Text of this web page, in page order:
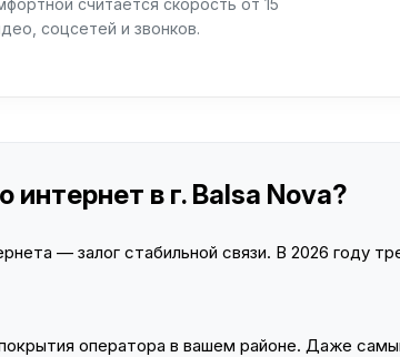
считается скорость от 15
соцсетей и звонков.
в г. Balsa Nova?
— залог стабильной связи. В 2026 году
оператора в вашем районе. Даже